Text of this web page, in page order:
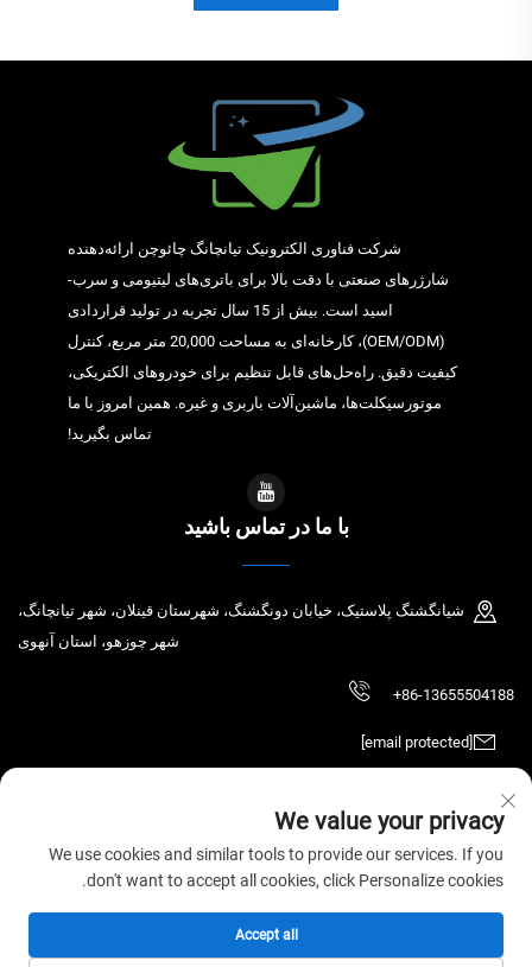
شرکت فناوری الکترونیک تیانچانگ چائوچن ارائه‌دهنده
شارژرهای صنعتی با دقت بالا برای باتری‌های لیتیومی و سرب-
اسید است. بیش از 15 سال تجربه در تولید قراردادی
(OEM/ODM)، کارخانه‌ای به مساحت 20,000 متر مربع، کنترل
کیفیت دقیق. راه‌حل‌های قابل تنظیم برای خودروهای الکتریکی،
موتورسیکلت‌ها، ماشین‌آلات باربری و غیره. همین امروز با ما
تماس بگیرید!
با ما در تماس باشید
شیانگشنگ پلاستیک، خیابان دونگشنگ، شهرستان قینلان، شهر تیانچانگ،
شهر چوزهو، استان آنهوی
+86-13655504188
حق نشر © 2026 شرکت فناوری الکترونیک تیانچانگ چائوچن، محدوده. همه حقوق
محفوظ است. سیاست حریم خصوصی
We value your privacy
We use cookies and similar tools to provide our services. If you
don't want to accept all cookies, click Personalize cookies.
Accept all